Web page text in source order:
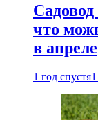
что
в апреле
1 год спустя